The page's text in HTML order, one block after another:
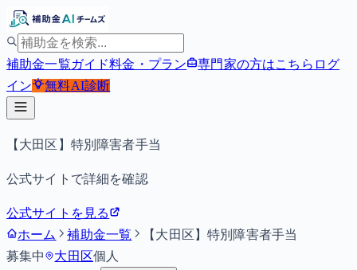
補助金一覧ガイド料金・プラン 専門家の方はこちら ログ
イン
無料AI診断
【大田区】特別障害者手当
公式サイトで詳細を確認
公式サイトを見る
ホーム
補助金一覧
【大田区】特別障害者手当
募集中
大田区個人